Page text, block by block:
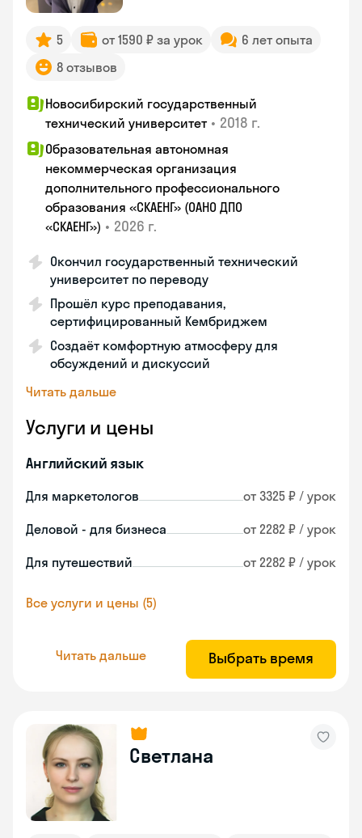
5 от 1590 ₽ за урок
6 лет опыта
8 отзывов
Новосибирский государственный
технический университет • 2018 г.
Образовательная автономная
некоммерческая организация
дополнительного профессионального
образования «СКАЕНГ» (ОАНО ДПО
«СКАЕНГ») • 2026 г.
Окончил государственный технический
университет по переводу
Прошёл курс преподавания,
сертифицированный Кембриджем
Создаёт комфортную атмосферу для
обсуждений и дискуссий
Читать дальше
Услуги и цены
Английский язык
Для маркетологов от 3325 ₽ / урок
Деловой - для бизнеса от 2282 ₽ / урок
Для путешествий от 2282 ₽ / урок
Все услуги и цены (5)
Читать дальше Выбрать время
Светлана